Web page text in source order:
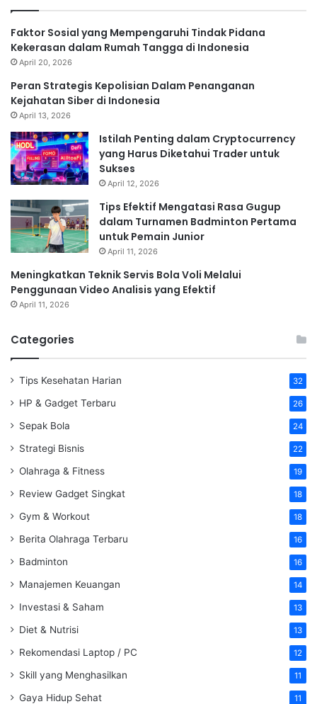
Faktor Sosial yang Mempengaruhi Tindak Pidana
Kekerasan dalam Rumah Tangga di Indonesia
April 20, 2026
Peran Strategis Kepolisian Dalam Penanganan
Kejahatan Siber di Indonesia
April 13, 2026
Istilah Penting dalam Cryptocurrency
yang Harus Diketahui Trader untuk
Sukses
April 12, 2026
Tips Efektif Mengatasi Rasa Gugup
dalam Turnamen Badminton Pertama
untuk Pemain Junior
April 11, 2026
Meningkatkan Teknik Servis Bola Voli Melalui
Penggunaan Video Analisis yang Efektif
April 11, 2026
Categories
Tips Kesehatan Harian 32
HP & Gadget Terbaru 26
Sepak Bola 24
Strategi Bisnis 22
Olahraga & Fitness 19
Review Gadget Singkat 18
Gym & Workout 18
Berita Olahraga Terbaru 16
Badminton 16
Manajemen Keuangan 14
Investasi & Saham 13
Diet & Nutrisi 13
Rekomendasi Laptop / PC 12
Skill yang Menghasilkan 11
Gaya Hidup Sehat 11